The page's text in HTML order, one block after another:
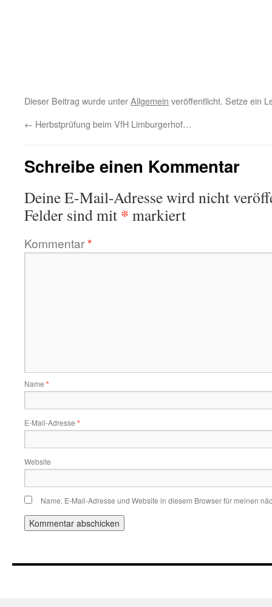
Dieser Beitrag wurde unterAllgemein veröffentlicht. Setze ein
← Herbstprüfung beim VfH Limburgerhof…
Schreibe einen Kommentar
Deine E-Mail-Adresse wird nicht
Felder sind mit * markiert
Kommentar*
Name *
E-Mail-Adresse *
Website
Name, E-Mail-Adresse und Website in diesem Browser für meinen